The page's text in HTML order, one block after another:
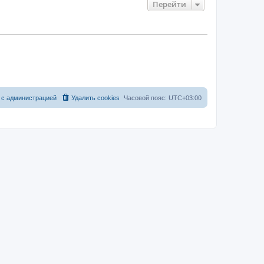
Перейти
Часовой пояс: UTC+03:00
Удалить cookies
администрацией